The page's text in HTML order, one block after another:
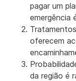
pagar um
emergência
oferecem
da região é